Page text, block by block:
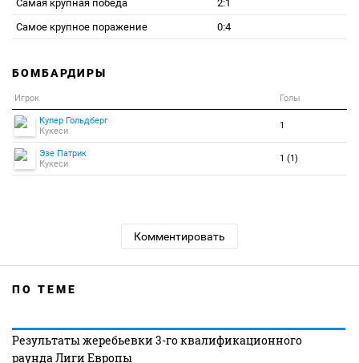
Самая крупная победа
2:1
Самое крупное поражение
0:4
БОМБАРДИРЫ
Игрок Голы
Купер Гольдберг
Кукеси
1
Эзе Патрик
Кукеси
1 (1)
Комментировать
ПО ТЕМЕ
Результаты жеребьевки 3-го квалификационного
раунда Лиги Европы